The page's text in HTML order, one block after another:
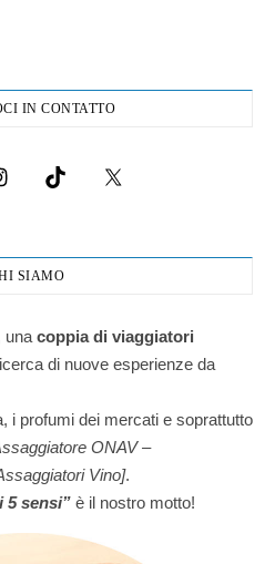
IN CONTATTO
SIAMO
una coppia di viaggiatori
di nuove esperienze da
i profumi dei mercati e soprattutto
ONAV –
Vino].
5 sensi” è il nostro motto!